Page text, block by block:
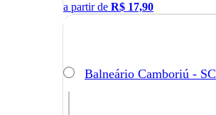
a partir de R$ 17,90
Balneário Camboriú - SC